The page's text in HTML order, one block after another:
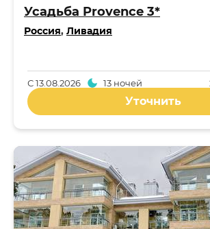
Усадьба Provence 3*
Россия, Ливадия
С13.08.2026 13 ночей
Уточнить